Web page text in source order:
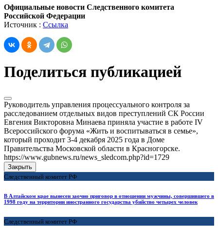
Официальные новости Следственного комитета
Российской Федерации
Источник : Ссылка
Поделиться публикацией
Руководитель управления процессуального контроля за
расследованием отдельных видов преступлений СК России
Евгения Викторовна Минаева приняла участие в работе IV
Всероссийского форума «Жить и воспитываться в семье»,
который проходит 3-4 декабря 2025 года в Доме
Правительства Московской области в Красногорске.
https://www.gubnews.ru/news_sledcom.php?id=1729
Закрыть
Следственный комитет РФ
В Алтайском крае вынесен заочно приговор в отношении мужчины, совершившего в
1998 году на территории иностранного государства убийство четырех человек
Следственный комитет РФ